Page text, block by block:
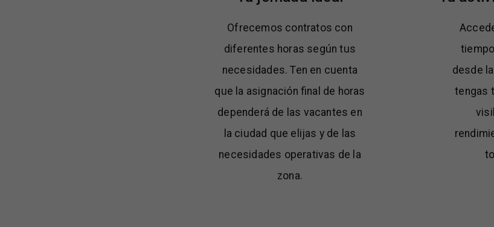
Ofrecemos contratos con
diferentes horas según tus
necesidades. Ten en cuenta
que la asignación final de horas
dependerá de las vacantes en
la ciudad que elijas y de las
necesidades operativas de la
zona.
desde
tengas